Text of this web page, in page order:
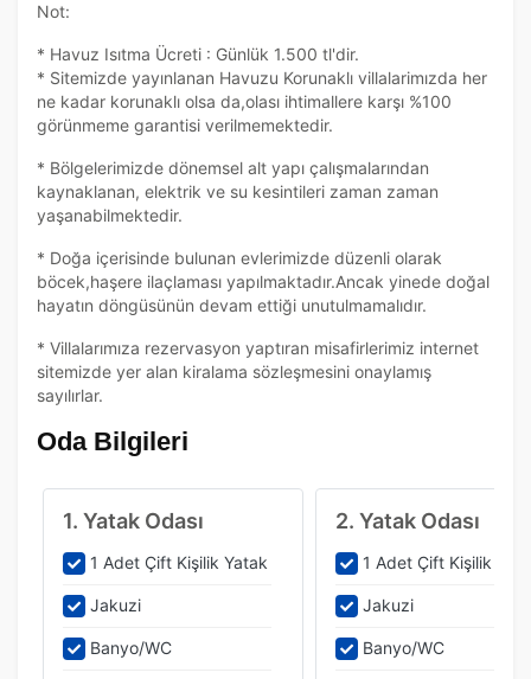
Not:
* Havuz Isıtma Ücreti : Günlük 1.500 tl'dir.
* Sitemizde yayınlanan Havuzu Korunaklı villalarimızda her
ne kadar korunaklı olsa da,olası ihtimallere karşı %100
görünmeme garantisi verilmemektedir.
* Bölgelerimizde dönemsel alt yapı çalışmalarından
kaynaklanan, elektrik ve su kesintileri zaman zaman
yaşanabilmektedir.
* Doğa içerisinde bulunan evlerimizde düzenli olarak
böcek,haşere ilaçlaması yapılmaktadır.Ancak yinede doğal
hayatın döngüsünün devam ettiği unutulmamalıdır.
* Villalarımıza rezervasyon yaptıran misafirlerimiz internet
sitemizde yer alan kiralama sözleşmesini onaylamış
sayılırlar.
Oda Bilgileri
1. Yatak Odası
1 Adet Çift Kişilik Yatak
Jakuzi
Banyo/WC
2. Yatak Odası
1 Adet Çift Kişilik
Jakuzi
Banyo/WC